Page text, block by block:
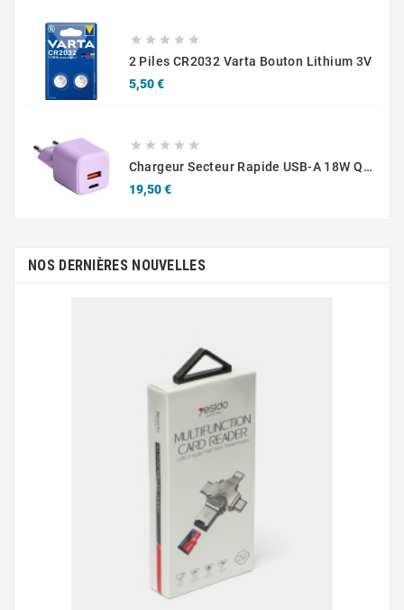
    
2 Piles CR2032 Varta Bouton Lithium 3V
5,50 €Prix
    
Chargeur Secteur Rapide USB-A 18W QC / USB-C 30W PD Compact GaN
19,50 €Prix
NOS DERNIÈRES NOUVELLES